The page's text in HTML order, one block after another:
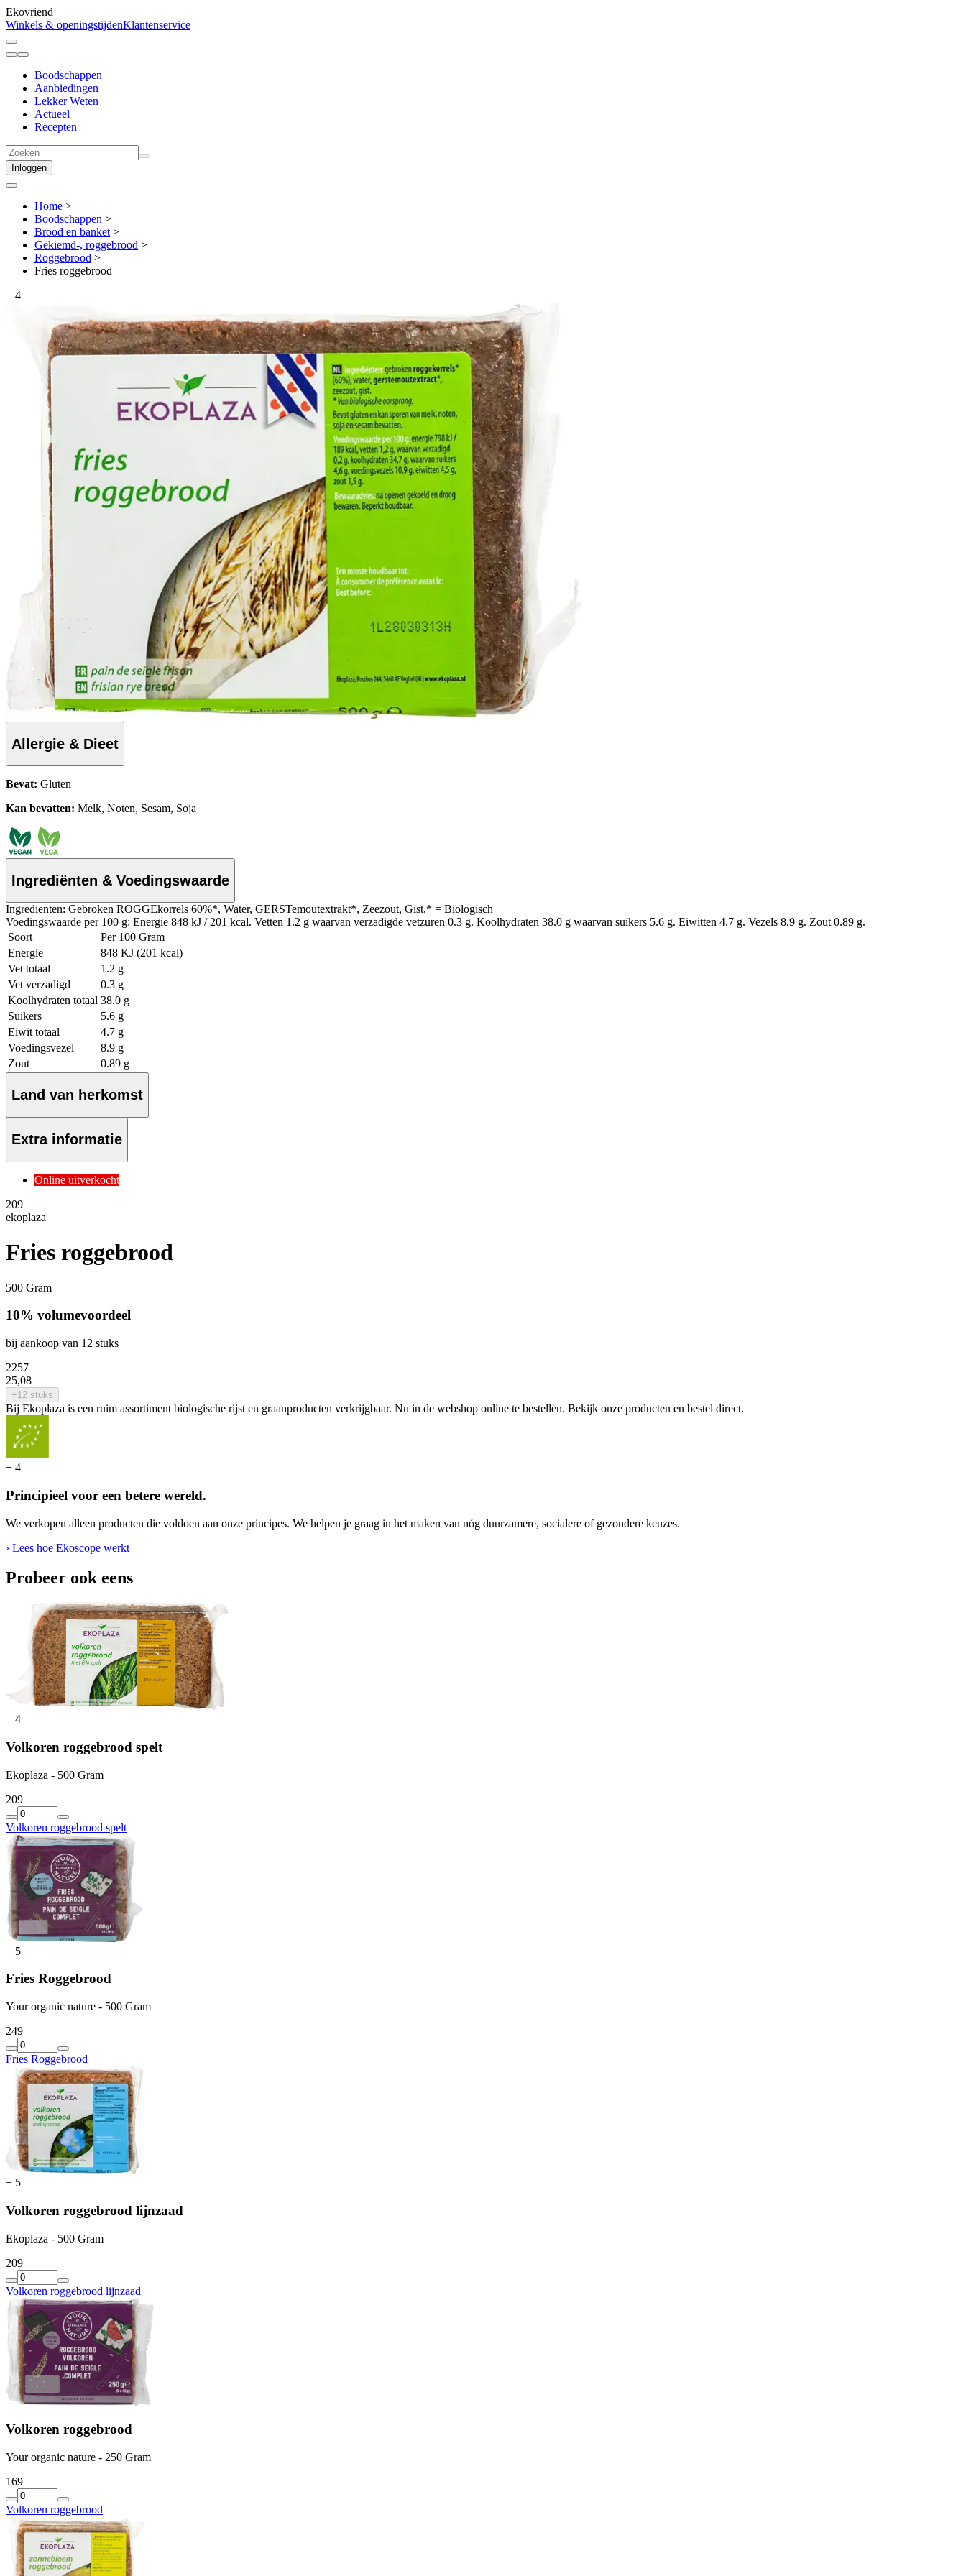
Ekovriend
Winkels & openingstijdenKlantenservice
Boodschappen
Aanbiedingen
Lekker Weten
Actueel
Recepten
Inloggen
Home >
Boodschappen >
Brood en banket >
Gekiemd-, roggebrood >
Roggebrood >
Fries roggebrood
+ 4
Allergie & Dieet
Bevat: Gluten
Kan bevatten: Melk, Noten, Sesam, Soja
Ingrediënten & Voedingswaarde
Ingredienten: Gebroken ROGGEkorrels 60%*, Water, GERSTemoutextrakt*, Zeezout, Gist,* = Biologisch
Voedingswaarde per 100 g: Energie 848 kJ / 201 kcal. Vetten 1.2 g waarvan verzadigde vetzuren 0.3 g. Koolhydraten 38.0 g waarvan suikers 5.6 g. Eiwitten 4.7 g. Vezels 8.9 g. Zout 0.89 g.
Soort
Per 100 Gram
Energie
848 KJ (201 kcal)
Vet totaal
1.2 g
Vet verzadigd
0.3 g
Koolhydraten totaal 38.0 g
Suikers
5.6 g
Eiwit totaal
4.7 g
Voedingsvezel
8.9 g
Zout
0.89 g
Land van herkomst
Extra informatie
Online uitverkocht
209
ekoplaza
Fries roggebrood
500 Gram
10% volumevoordeel
bij aankoop van 12 stuks
2257
25,08
+12 stuks
Bij Ekoplaza is een ruim assortiment biologische rijst en graanproducten verkrijgbaar. Nu in de webshop online te bestellen. Bekijk onze producten en bestel direct.
+ 4
Principieel voor een betere wereld.
We verkopen alleen producten die voldoen aan onze principes. We helpen je graag in het maken van nóg duurzamere, socialere of gezondere keuzes.
› Lees hoe Ekoscope werkt
Probeer ook eens
+ 4
Volkoren roggebrood spelt
Ekoplaza - 500 Gram
209
Volkoren roggebrood spelt
+ 5
Fries Roggebrood
Your organic nature - 500 Gram
249
Fries Roggebrood
+ 5
Volkoren roggebrood lijnzaad
Ekoplaza - 500 Gram
209
Volkoren roggebrood lijnzaad
Volkoren roggebrood
Your organic nature - 250 Gram
169
Volkoren roggebrood